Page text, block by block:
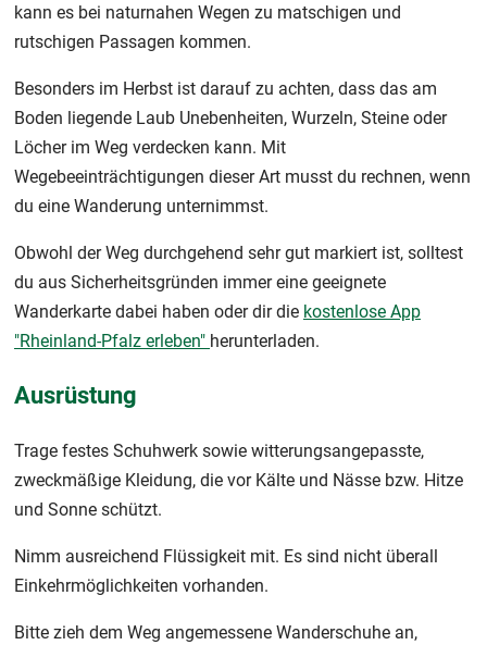
kann es bei naturnahen Wegen zu matschigen und
rutschigen Passagen kommen.
Besonders im Herbst ist darauf zu achten, dass das am
Boden liegende Laub Unebenheiten, Wurzeln, Steine oder
Löcher im Weg verdecken kann. Mit
Wegebeeinträchtigungen dieser Art musst du rechnen, wenn
du eine Wanderung unternimmst.
Obwohl der Weg durchgehend sehr gut markiert ist, solltest
du aus Sicherheitsgründen immer eine geeignete
Wanderkarte dabei haben oder dir die kostenlose App
"Rheinland-Pfalz erleben" herunterladen.
Ausrüstung
Trage festes Schuhwerk sowie witterungsangepasste,
zweckmäßige Kleidung, die vor Kälte und Nässe bzw. Hitze
und Sonne schützt.
Nimm ausreichend Flüssigkeit mit. Es sind nicht überall
Einkehrmöglichkeiten vorhanden.
Bitte zieh dem Weg angemessene Wanderschuhe an,